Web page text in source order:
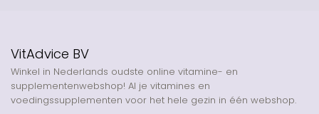
VitAdvice BV
Winkel in Nederlands oudste online vitamine- en
supplementenwebshop! Al je vitamines en
voedingssupplementen voor het hele gezin in één webshop.